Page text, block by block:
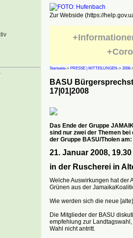
Zur Webside (https://
Startseite-> PRESSE | MITTEILUNGEN-> 2008-
BASU
17|01|2008
Das Ende der Gruppe
sind nur zwei der Themen
der Gruppe BASU/Tholen am:
21. Januar 2008, 19.30
in der Ruscherei in
Welche Auswirkungen hat der
Grünen aus der
Wie werden sich die neue
Die Mitglieder der BASU
empfehlung zur
Wahl nicht antritt.